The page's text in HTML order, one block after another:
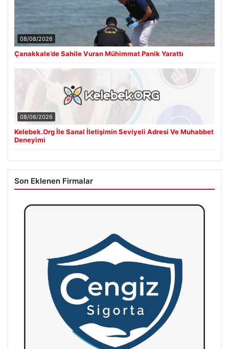
08/08/2026
Çanakkale’de Sahile Vuran Mühimmat Panik Yarattı
08/08/2026
Kelebek.Org İle Sanal İletişimin Seviyeli Adresi Ve Muhabbet
Deneyimi
Son Eklenen Firmalar